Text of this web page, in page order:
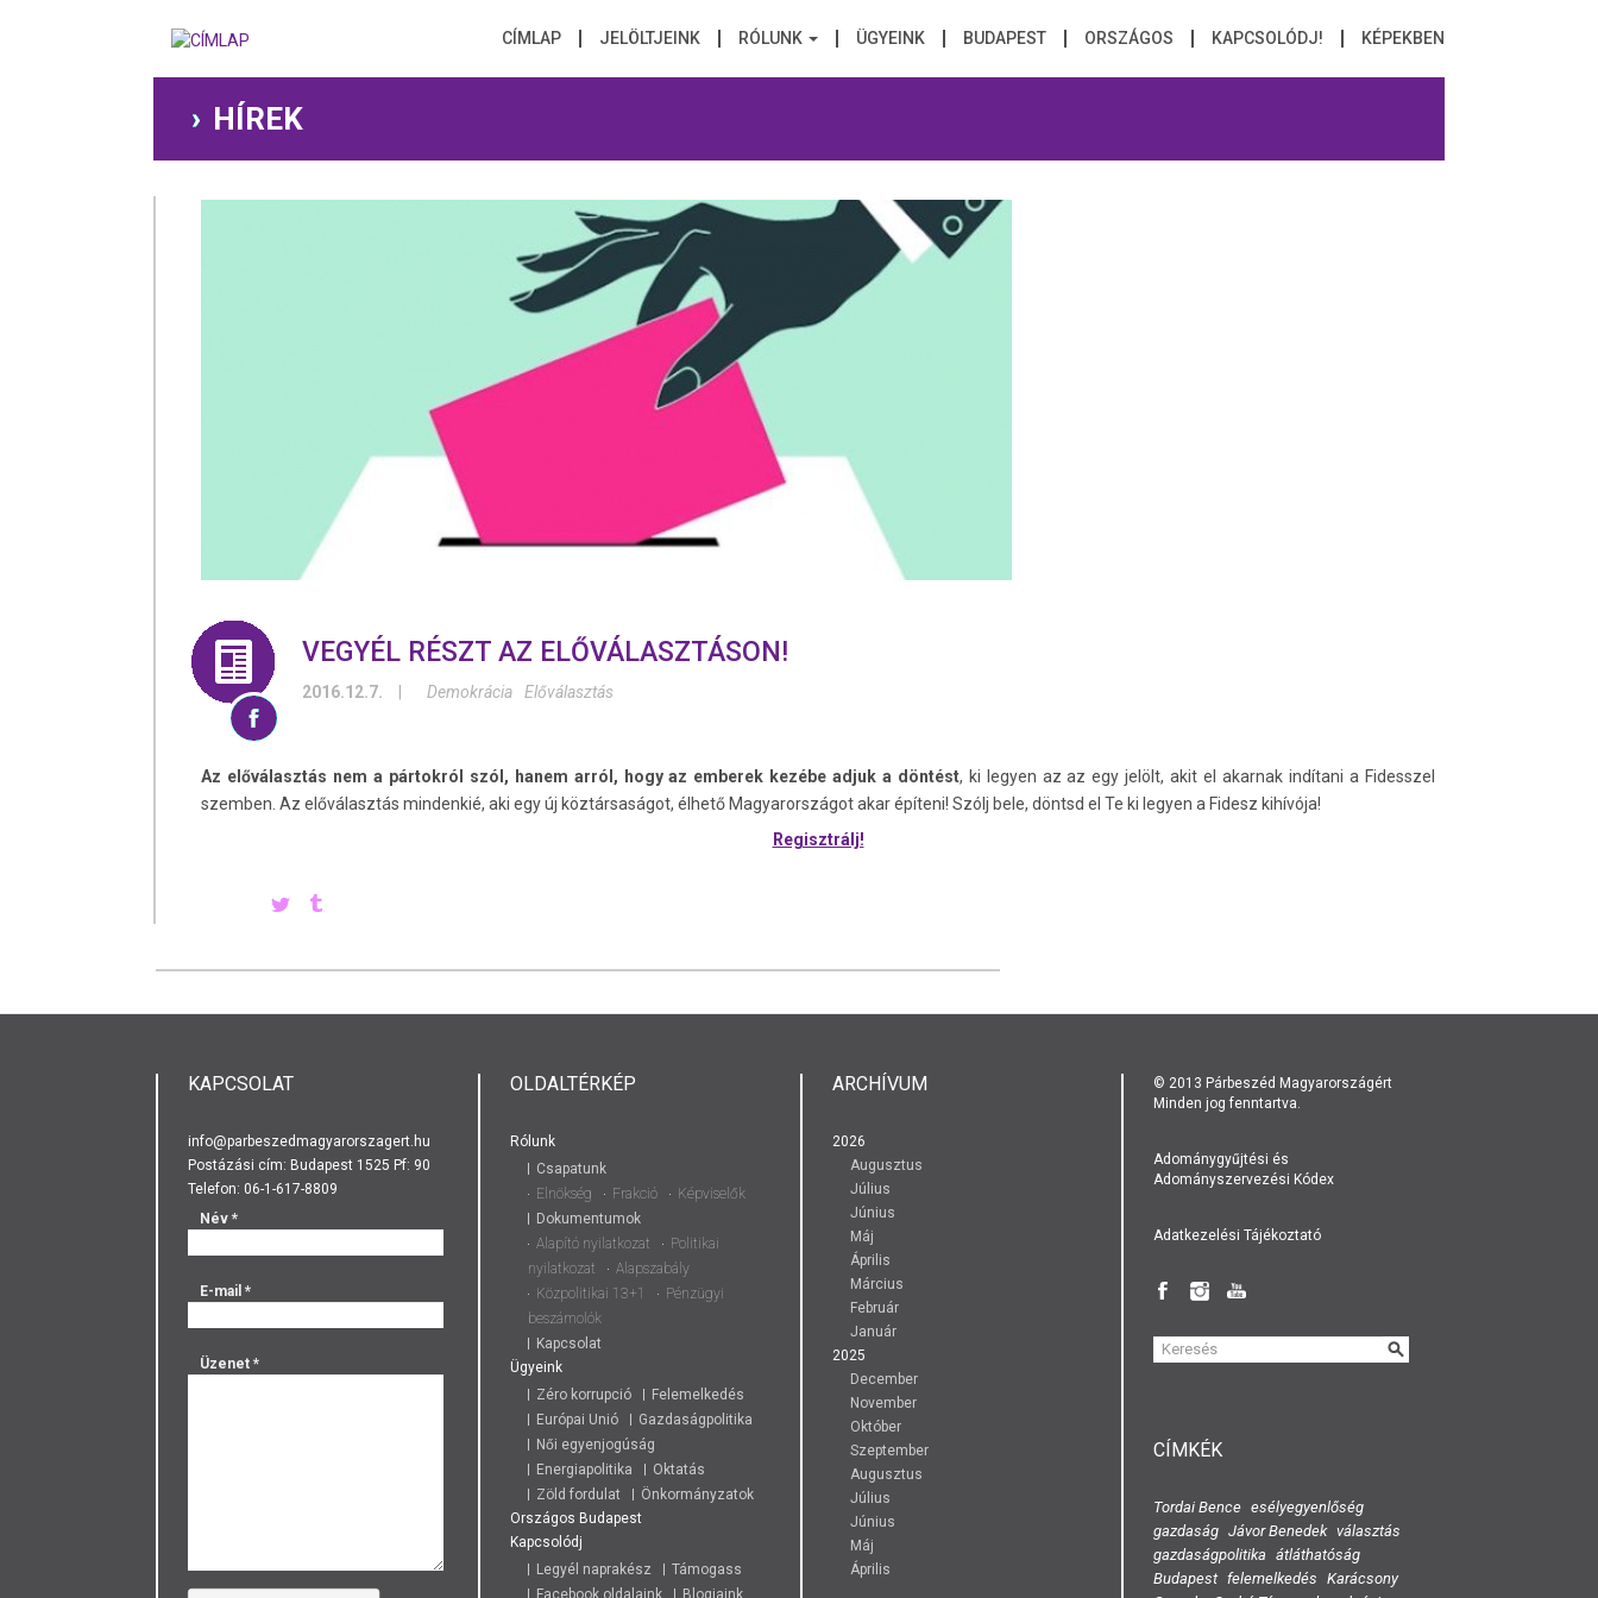
CÍMLAP JELÖLTJEINK RÓLUNK ÜGYEINK BUDAPEST ORSZÁGOS KAPCSOLÓDJ! KÉPEKBEN
HÍREK
VEGYÉL RÉSZT AZ ELŐVÁLASZTÁSON!
2016.12.7. Demokrácia Előválasztás
Az előválasztás nem a pártokról szól, hanem arról, hogy az emberek kezébe adjuk a döntést, ki legyen az az egy jelölt, akit el akarnak indítani a Fidesszel
szemben. Az előválasztás mindenkié, aki egy új köztársaságot, élhető Magyarországot akar építeni! Szólj bele, döntsd el Te ki legyen a Fidesz kihívója!
Regisztrálj!
KAPCSOLAT
info@parbeszedmagyarorszagert.hu
Postázási cím: Budapest 1525 Pf: 90
Telefon: 06-1-617-8809
Név *
E-mail *
Üzenet *
OLDALTÉRKÉP
Rólunk
Csapatunk
Elnökség
Frakció
Képviselők
Dokumentumok
Alapító nyilatkozat
Politikai
nyilatkozat
Alapszabály
Közpolitikai 13+1
Pénzügyi
beszámolók
Kapcsolat
Ügyeink
Zéro korrupció
Felemelkedés
Európai Unió
Gazdaságpolitika
Női egyenjogúság
Energiapolitika
Oktatás
Zöld fordulat
Önkormányzatok
Országos Budapest
Kapcsolódj
Legyél naprakész
Támogass
Facebook oldalaink
Blogjaink
ARCHÍVUM
2026
Augusztus
Július
Június
Máj
Április
Március
Február
Január
2025
December
November
Október
Szeptember
Augusztus
Július
Június
Máj
Április
© 2013 Párbeszéd Magyarországért
Minden jog fenntartva.
Adománygyűjtési és
Adományszervezési Kódex
Adatkezelési Tájékoztató
KERESÉS
ŰRLAP
CÍMKÉK
Tordai Bence esélyegyenlőség
gazdaság Jávor Benedek választás
gazdaságpolitika átláthatóság
Budapest felemelkedés Karácsony